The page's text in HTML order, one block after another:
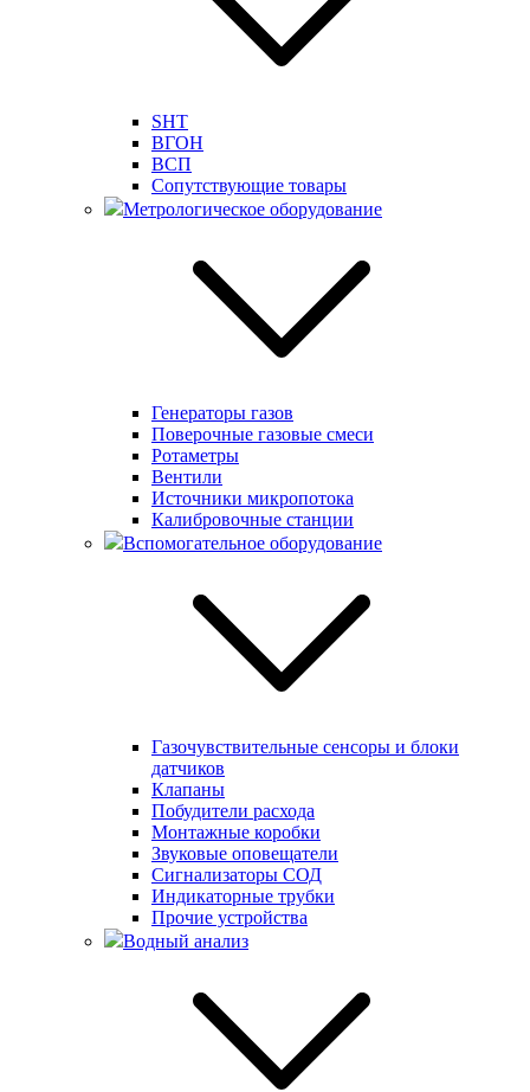
SHT
ВГОН
ВСП
Сопутствующие товары
Метрологическое оборудование
Генераторы газов
Поверочные газовые смеси
Ротаметры
Вентили
Источники микропотока
Калибровочные станции
Вспомогательное оборудование
Газочувствительные сенсоры и блоки
датчиков
Клапаны
Побудители расхода
Монтажные коробки
Звуковые оповещатели
Сигнализаторы СОД
Индикаторные трубки
Прочие устройства
Водный анализ